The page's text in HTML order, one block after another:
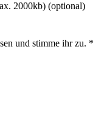
2000kb) (optional)
und stimme ihr zu. *